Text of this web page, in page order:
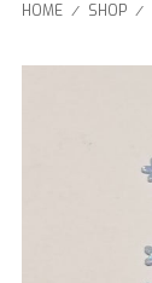
HOME / SHOP /